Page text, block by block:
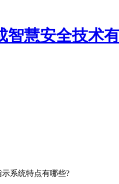
智慧安全技术
系统特点有哪些?